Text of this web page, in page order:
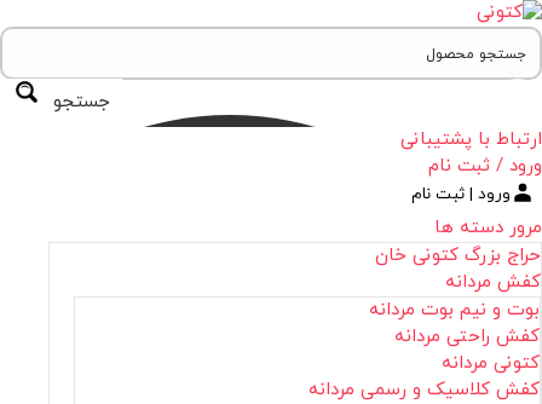
جستجو
ارتباط با پشتیبانی
ورود / ثبت نام
ورود | ثبت نام
مرور دسته ها
حراج بزرگ کتونی خان
کفش مردانه
بوت و نیم بوت مردانه
کفش راحتی مردانه
کتونی مردانه
کفش کلاسیک و رسمی مردانه